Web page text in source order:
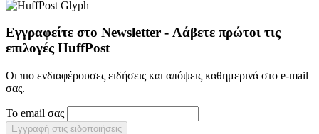
Εγγραφείτε στο Newsletter - Λάβετε πρώτοι τις
επιλογές HuffPost
Οι πιο ενδιαφέρουσες ειδήσεις και απόψεις καθημερινά στο e-mail
σας.
Το email σας
Εγγραφή στις ειδοποιήσεις